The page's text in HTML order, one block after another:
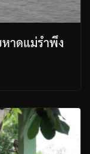
หาดแม่รำพึง